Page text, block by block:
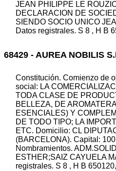
JEAN PHILIPPE LE
DECLARACION DE
SIENDO SOCIO UNICO
Datos registrales. S 8 , H B
68429 - AUREA NOBILIS
Constitución. Comienzo de
social: LA
TODA CLASE DE
BELLEZA, DE
ESENCIALES) Y
DE TODO TIPO; LA
ETC. Domicilio: CL
(BARCELONA). Capital:
Nombramientos.
ESTHER;SAIZ CAYUELA
registrales. S 8 , H B